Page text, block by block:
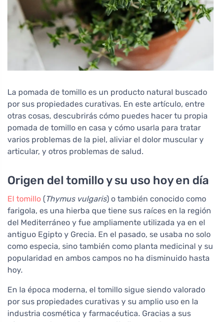
La pomada de tomillo es un producto natural buscado
por sus propiedades curativas. En este artículo, entre
otras cosas, descubrirás cómo puedes hacer tu propia
pomada de tomillo en casa y cómo usarla para tratar
varios problemas de la piel, aliviar el dolor muscular y
articular, y otros problemas de salud.
Origen del tomillo y su uso hoy en día
El tomillo (Thymus vulgaris) o también conocido como
farigola, es una hierba que tiene sus raíces en la región
del Mediterráneo y fue ampliamente utilizada ya en el
antiguo Egipto y Grecia. En el pasado, se usaba no solo
como especia, sino también como planta medicinal y su
popularidad en ambos campos no ha disminuido hasta
hoy.
En la época moderna, el tomillo sigue siendo valorado
por sus propiedades curativas y su amplio uso en la
industria cosmética y farmacéutica. Gracias a sus